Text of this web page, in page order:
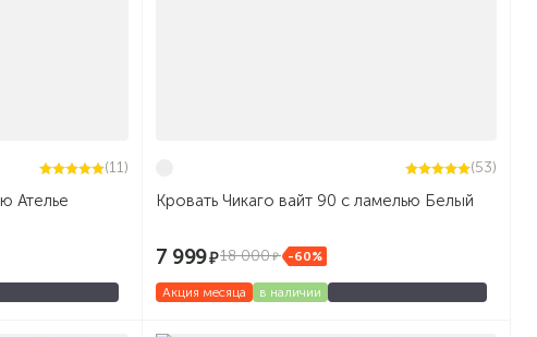
(11)
Ателье
(53)
Кровать Чикаго вайт 90 с ламелью Белый
7 999 18 000 -60%
Акция месяца в наличии